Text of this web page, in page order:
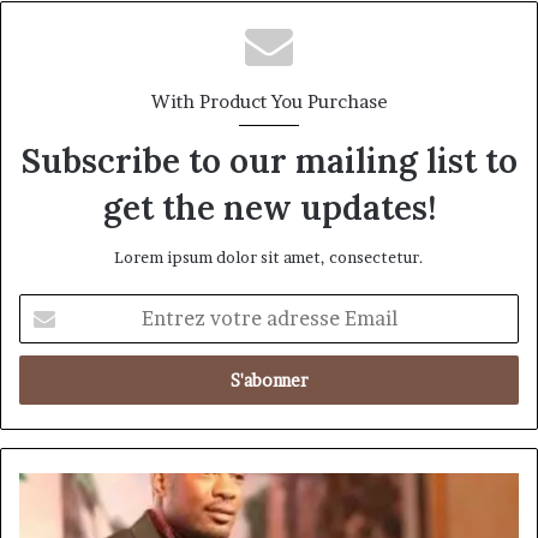
Orange Business Cameroun : l’IA comme
entreprises camerounaises
With Product You Purchase
Subscribe to our mailing list to
get the new updates!
Lorem ipsum dolor sit amet, consectetur.
votre
adresse
Louis